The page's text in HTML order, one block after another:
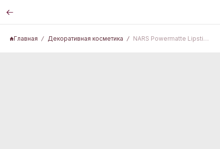
Главная Декоративная косметика NARS Powermatte Lipstick Tease Me